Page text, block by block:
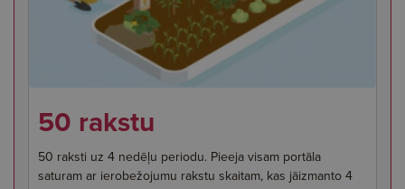
50 rakstu
50 raksti uz 4 nedēļu periodu. Pieeja visam portāla
saturam ar ierobežojumu rakstu skaitam, kas jāizmanto 4